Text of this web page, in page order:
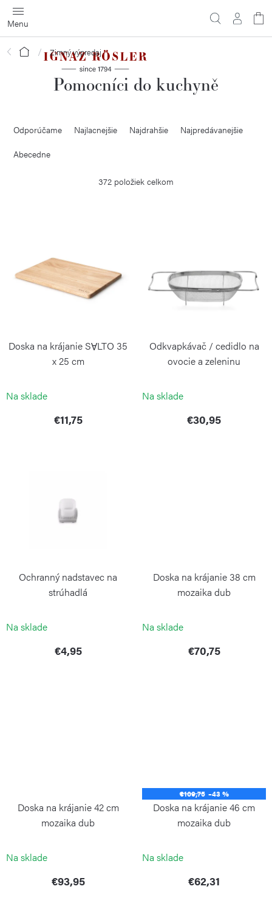
Prejsť
na
obsah
Domov Zimný výpredaj
Pomocníci do kuchyně
d
k
v
Odporúčame Najlacnejšie Najdrahšie
Najpredávanejšie
Abecedne
372 položiek celkom
r
u
Doska na krájanie SⱯLTO 35
x 25 cm
Na sklade
€11,75
Odkvapkávač / cedidlo na
ovocie a zeleninu
Na sklade
€30,95
Ochranný nadstavec na
strúhadlá
Na sklade
€4,95
Doska na krájanie 38 cm
mozaika dub
Na sklade
€70,75
Doska na krájanie 42 cm
mozaika dub
Na sklade
€93,95
€109,75 –43 %
Doska na krájanie 46 cm
mozaika dub
Na sklade
€62,31